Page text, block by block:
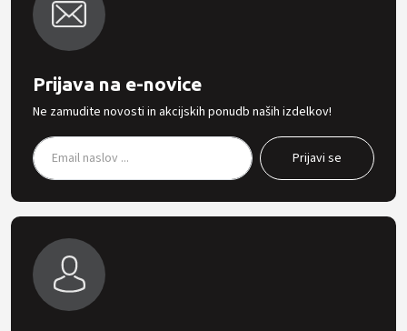
Prijava na e-novice
Ne zamudite novosti in akcijskih ponudb naših izdelkov!